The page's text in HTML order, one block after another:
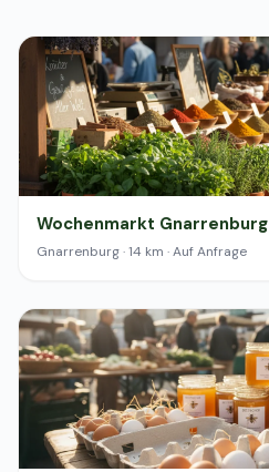
Wochenmarkt Gnarrenburg
Gnarrenburg · 14 km · Auf Anfrage